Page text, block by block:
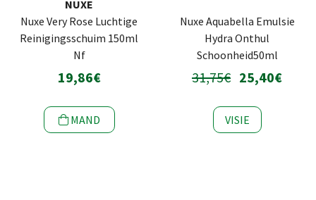
NUXE
Nuxe Very Rose Luchtige
Reinigingsschuim 150ml
Nf
19,86€
MAND
Nuxe Aquabella Emulsie
Hydra Onthul
Schoonheid50ml
31,75€ 25,40€
VISIE